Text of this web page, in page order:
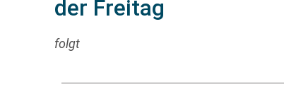
der Freitag
folgt